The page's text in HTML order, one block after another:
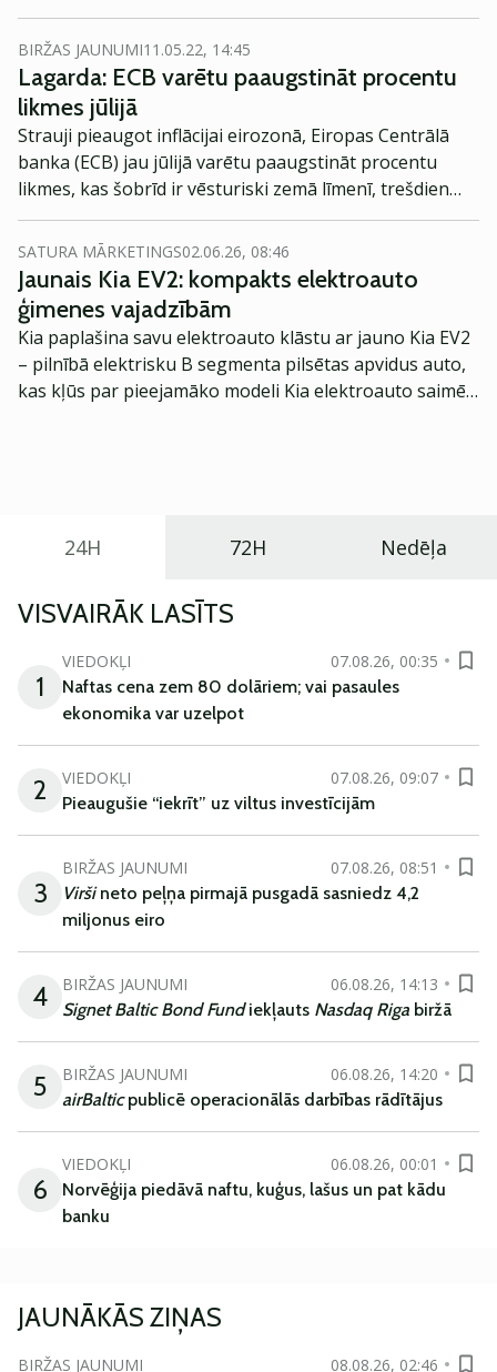
stagflācijā? Pirmkārt, ir jāsaprot pati stagflācija: kas tā
ir, kādas briesmas tā rada, kādas iespējas tā sniedz
globālajai ekonomikai? Atbild investīciju konsultāciju
uzņēmuma Monsoon Capital vadītāja Eglė Džiugytė.
BIRŽAS JAUNUMI11.05.22, 14:45
Lagarda: ECB varētu paaugstināt procentu
likmes jūlijā
Strauji pieaugot inflācijai eirozonā, Eiropas Centrālā
banka (ECB) jau jūlijā varētu paaugstināt procentu
likmes, kas šobrīd ir vēsturiski zemā līmenī, trešdien
paziņoja ECB vadītāja Kristīne Lagarda (Christine
Lagarde).
SATURA MĀRKETINGS02.06.26, 08:46
Jaunais Kia EV2: kompakts elektroauto
ģimenes vajadzībām
Kia paplašina savu elektroauto klāstu ar jauno Kia EV2
– pilnībā elektrisku B segmenta pilsētas apvidus auto,
kas kļūs par pieejamāko modeli Kia elektroauto saimē
24H 72H Nedēļa
VISVAIRĀK LASĪTS
1
VIEDOKĻI
07.08.26, 00:35
Naftas cena zem 80 dolāriem; vai pasaules
ekonomika var uzelpot
2 VIEDOKĻI
07.08.26, 09:07
Pieaugušie “iekrīt” uz viltus investīcijām
3
BIRŽAS JAUNUMI
07.08.26, 08:51
Viršineto peļņa pirmajā pusgadā sasniedz 4,2
miljonus eiro
4 BIRŽAS JAUNUMI
06.08.26, 14:13
Signet Baltic Bond Fundiekļauts Nasdaq Riga biržā
5 BIRŽAS JAUNUMI
06.08.26, 14:20
airBalticpublicē operacionālās darbības rādītājus
6
VIEDOKĻI
06.08.26, 00:01
Norvēģija piedāvā naftu, kuģus, lašus un pat kādu
banku
JAUNĀKĀS ZIŅAS
BIRŽAS JAUNUMI 08.08.26, 02:46